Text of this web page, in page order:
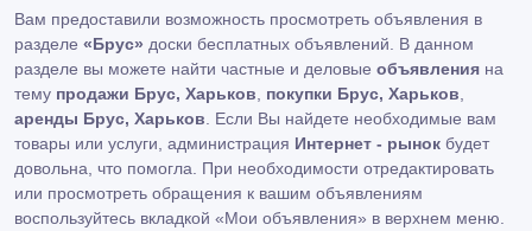
Вам предоставили возможность просмотреть объявления в
разделе «Брус» доски бесплатных объявлений. В данном
разделе вы можете найти частные и деловые объявления на
тему продажи Брус, Харьков, покупки Брус, Харьков,
аренды Брус, Харьков. Если Вы найдете необходимые вам
товары или услуги, администрация Интернет - рынок будет
довольна, что помогла. При необходимости отредактировать
или просмотреть обращения к вашим объявлениям
воспользуйтесь вкладкой «Мои объявления» в верхнем меню.